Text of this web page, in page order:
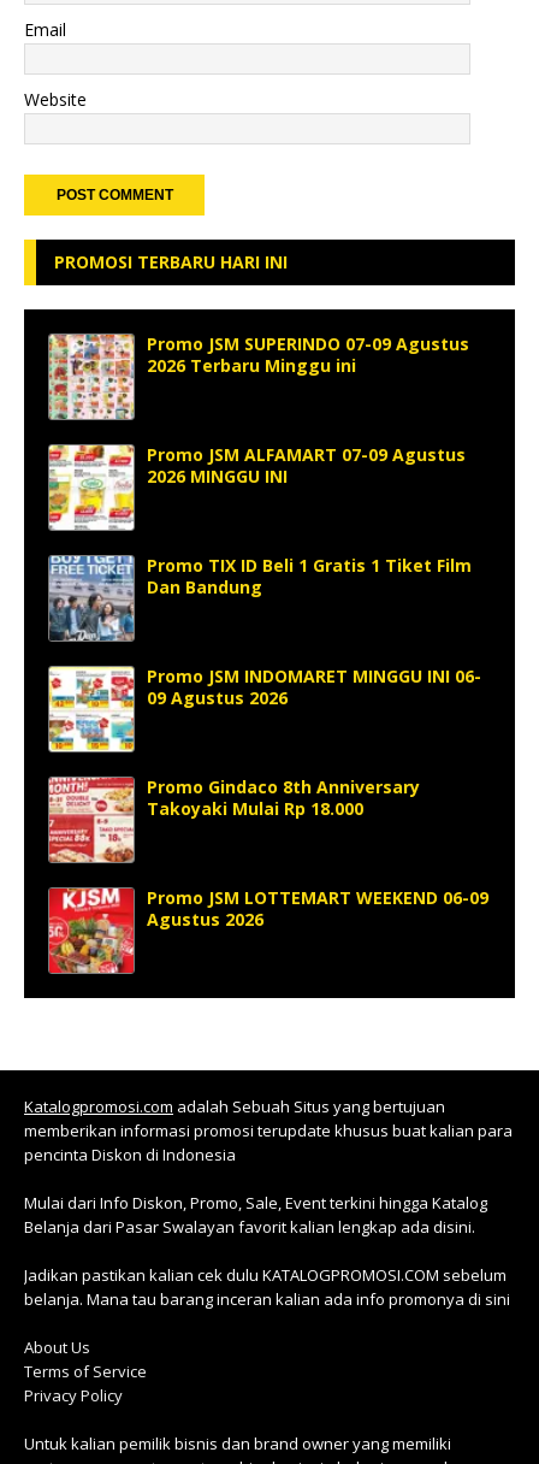
Email
Website
PROMOSI TERBARU HARI INI
Promo JSM SUPERINDO 07-09 Agustus
2026 Terbaru Minggu ini
Promo JSM ALFAMART 07-09 Agustus
2026 MINGGU INI
Promo TIX ID Beli 1 Gratis 1 Tiket Film
Dan Bandung
Promo JSM INDOMARET MINGGU INI 06-
09 Agustus 2026
Promo Gindaco 8th Anniversary
Takoyaki Mulai Rp 18.000
Promo JSM LOTTEMART WEEKEND 06-09
Agustus 2026
Katalogpromosi.com adalah Sebuah Situs yang bertujuan
memberikan informasi promosi terupdate khusus buat kalian para
pencinta Diskon di Indonesia
Mulai dari Info Diskon, Promo, Sale, Event terkini hingga Katalog
Belanja dari Pasar Swalayan favorit kalian lengkap ada disini.
Jadikan pastikan kalian cek dulu KATALOGPROMOSI.COM sebelum
belanja. Mana tau barang inceran kalian ada info promonya di sini
About Us
Terms of Service
Privacy Policy
Untuk kalian pemilik bisnis dan brand owner yang memiliki